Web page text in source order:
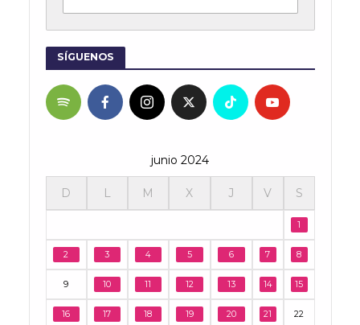
SÍGUENOS
junio 2024
D L M X J V S
1
2 3 4 5 6 7 8
9 10 11 12 13 14 15
16 17 18 19 20 21 22